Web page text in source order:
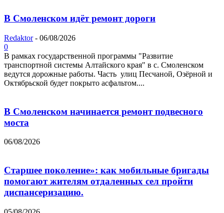
В Смоленском идёт ремонт дороги
Redaktor - 06/08/2026
0
В рамках государственной программы "Развитие
транспортной системы Алтайского края" в с. Смоленском
ведутся дорожные работы. Часть улиц Песчаной, Озёрной и
Октябрьской будет покрыто асфальтом....
В Смоленском начинается ремонт подвесного
моста
06/08/2026
Старшее поколение»: как мобильные бригады
помогают жителям отдаленных сел пройти
диспансеризацию.